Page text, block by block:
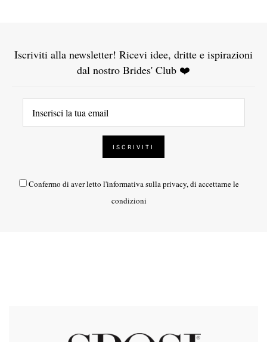
Iscriviti alla newsletter! Ricevi idee, dritte e ispirazioni
dal nostro Brides' Club ❤️
Confermo di aver letto l'informativa sulla privacy, di accettarne le
condizioni